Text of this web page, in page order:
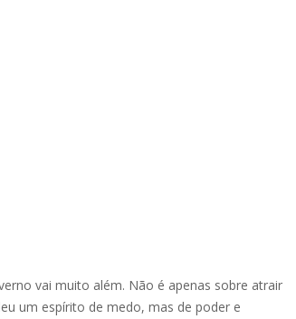
vai muito além. Não é apenas sobre atrair
um espírito de medo, mas de poder e